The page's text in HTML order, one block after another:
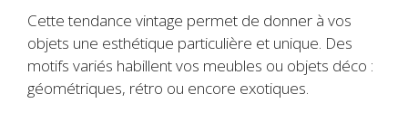
Cette tendance vintage permet de donner à vos
objets une esthétique particulière et unique. Des
motifs variés habillent vos meubles ou objets déco :
géométriques, rétro ou encore exotiques.